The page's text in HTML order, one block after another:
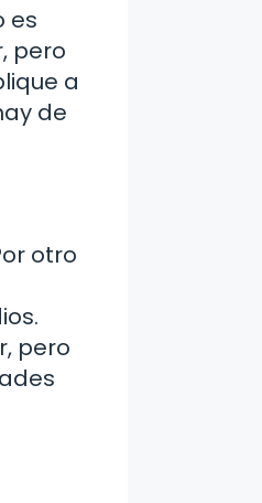
es
pero
a
de
otro
pero